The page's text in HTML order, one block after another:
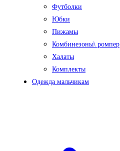
Футболки
Юбки
Пижамы
Комбинезоны\ ромпер
Халаты
Комплекты
Одежда мальчикам